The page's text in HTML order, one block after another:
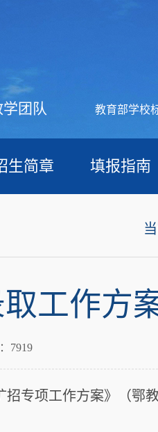
团队 教育部学校
生简章 填报指南
工作方
7919
专项工作方案》（鄂